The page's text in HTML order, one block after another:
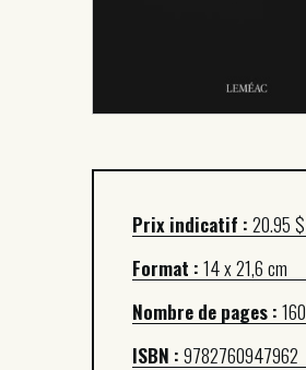
Prix indicatif :20.95 $
Format :14 x 21,6 cm
Nombre de pages :160
ISBN :9782760947962